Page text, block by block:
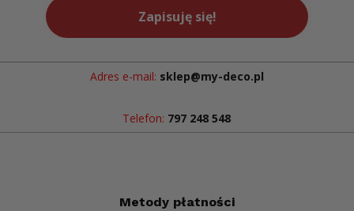
Zapisuję się!
Adres e-mail: sklep@my-deco.pl
Telefon: 797 248 548
Metody płatności